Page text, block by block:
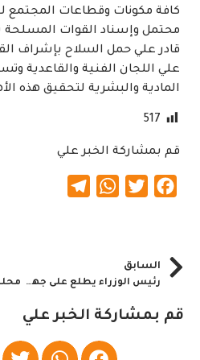
كافة مكونات وقطاعات المجتمع
محتمل وإسناد القوات المسلحة
قادر علي حمل السلاح بإشراف
علي اللجان الفنية والقاعدية
المادية والبشرية لتحقيق هذه
517
قم بمشاركة الخبر علي
Facebook
Twitter
WhatsApp
السابق
رئيس الوزراء يطلع على جهود ولاية غرب كردفان
قم بمشاركة الخبر علي